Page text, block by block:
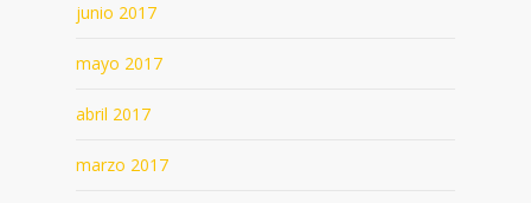
junio 2017
mayo 2017
abril 2017
marzo 2017